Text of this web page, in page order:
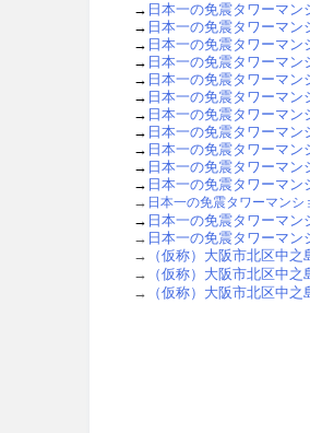
→ 日本一の免震タワーマ
→ 日本一の免震タワーマ
→ 日本一の免震タワーマ
→ 日本一の免震タワーマ
→ 日本一の免震タワーマ
→ 日本一の免震タワーマ
→ 日本一の免震タワーマ
→ 日本一の免震タワーマ
→ 日本一の免震タワーマ
→ 日本一の免震タワーマ
→ 日本一の免震タワーマ
→ 日本一の免震タワーマン
→ 日本一の免震タワーマ
→ 日本一の免震タワーマ
→
（仮称）大阪市北区中
→
（仮称）大阪市北区中
→
（仮称）大阪市北区中